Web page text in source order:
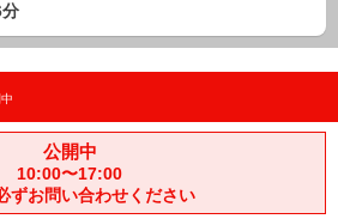
公開中
10:00〜17:00
ずお問い合わせください